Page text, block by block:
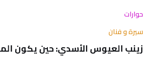
حوارات
سيرة و فنان
زينب العيوس الأسدي: حين يكون